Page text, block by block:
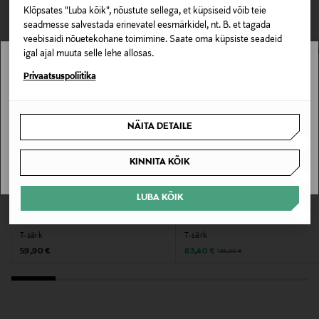
Klõpsates "Luba kõik", nõustute sellega, et küpsiseid võib teie
seadmesse salvestada erinevatel eesmärkidel, nt. B. et tagada
veebisaidi nõuetekohane toimimine. Saate oma küpsiste seadeid
igal ajal muuta selle lehe allosas.
Privaatsuspoliitika
NÄITA DETAILE
KINNITA KÕIK
LUBA KÕIK
Värv
ACAJOU
Tootjamaa
Valmistaja tootenumber
Tootja aadress
Parc d’activités de Signes, 84 Allée de Stockholm,
VAATASID KA
T-särk
Original Price
59,90 €
T-särk
Discounted Price
83,40 € Original Price
139,00 €
Stockmann pole Sinu riigis saadaval.
SAAN ARU